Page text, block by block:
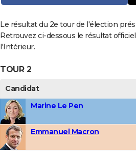
Le résultat du 2e tour de l'élection
Retrouvez ci-dessous le résultat
l'Intérieur.
TOUR 2
Candidat
Marine Le Pen
Emmanuel Macron